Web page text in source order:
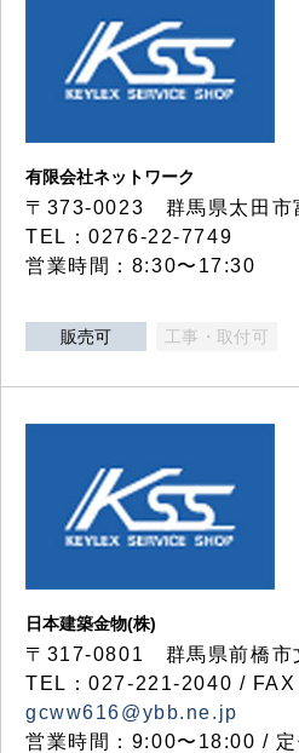
有限会社ネットワーク
〒373-0023 群馬県太田市
TEL：0276-22-7749
営業時間：8:30〜17:30
販売可 工事・取付可
日本建築金物(株)
〒317‐0801 群馬県前橋市
TEL：027-221-2040 /
gcww616@ybb.ne.jp
営業時間：9:00〜18:00 / 定